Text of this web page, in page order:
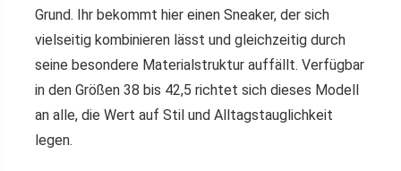
Grund. Ihr bekommt hier einen Sneaker, der sich
vielseitig kombinieren lässt und gleichzeitig durch
seine besondere Materialstruktur auffällt. Verfügbar
in den Größen 38 bis 42,5 richtet sich dieses Modell
an alle, die Wert auf Stil und Alltagstauglichkeit
legen.